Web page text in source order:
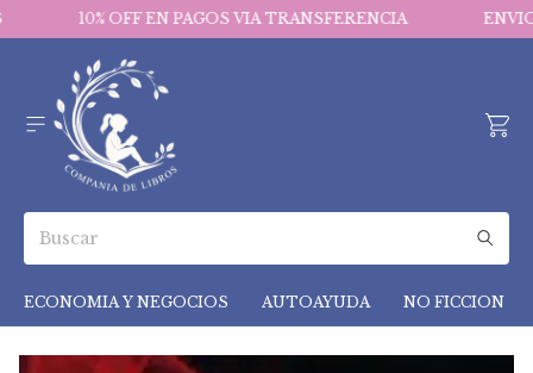
10% OFF EN PAGOS VIA TRANSFERENCIA ENVIOS
ECONOMIA Y NEGOCIOS AUTOAYUDA NO FICCION